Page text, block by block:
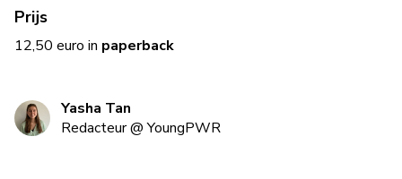
Prijs
12,50 euro in paperback
Yasha Tan
Redacteur@YoungPWR